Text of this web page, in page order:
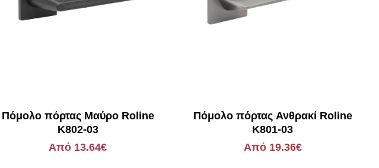
Πόμολο πόρτας Μαύρο Roline
K802-03
Από 13.64€
Πόμολο πόρτας Ανθρακί Roline
K801-03
Από 19.36€